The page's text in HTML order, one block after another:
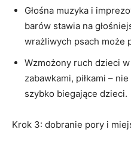
Głośna muzyka i
barów stawia na
wrażliwych psach może
Wzmożony ruch dzieci
zabawkami, piłkami –
szybko biegające dzieci.
Krok 3: dobranie pory i